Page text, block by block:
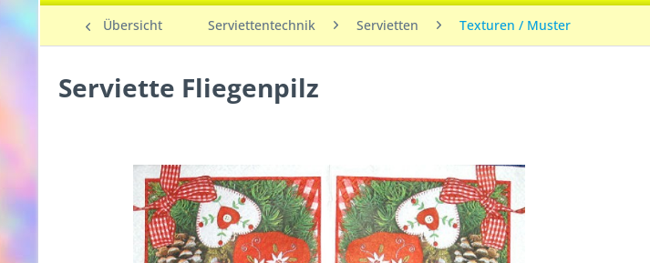
Übersicht Serviettentechnik Servietten Texturen / Muster
Serviette Fliegenpilz